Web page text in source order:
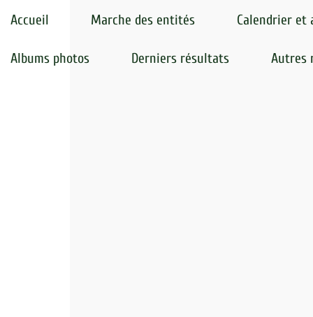
Accueil Marche des entités Calendrier et
Albums photos Derniers résultats Autres